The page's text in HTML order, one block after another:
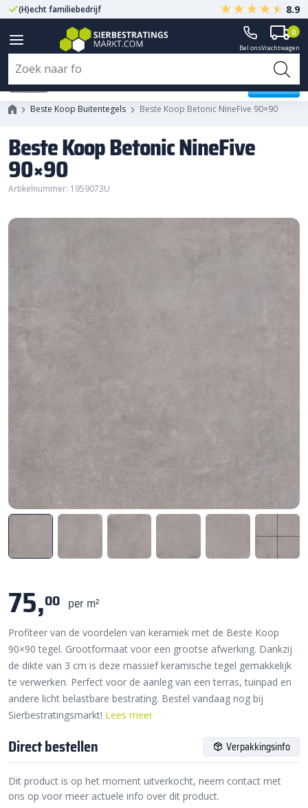
(H)echt familiebedrijf Gegarandeerd A-kwaliteit
8.9
Bel onsVrachtwagen
0
Beste Koop Buitentegels Beste Koop Betonic NineFive 90×90
Beste Koop Betonic NineFive
90×90
Artikelnummer: 1959073U
75,00 per m²
Profiteer van de voordelen van keramiek met de Beste Koop
90×90 tegel. Grootformaat voor een grootse afwerking. Dankzij
de dikte van 3 cm is deze massief keramische tegel gemakkelijk
te verwerken. Perfect voor de aanleg van een terras, tuinpad en
andere licht belastbare bestrating. Bestel vandaag nog bij
Sierbestratingsmarkt! Lees meer
Direct bestellen Verpakkingsinfo
Dit product is op het moment uitverkocht, neem contact met
ons op voor meer actuele info over dit product.
Beste Koop Betonic NineFive
90x90